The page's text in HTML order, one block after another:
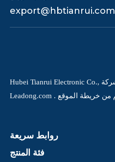
export@hbtianrui.com
حقوق الطبع والنشر © 2024 شركة Hubei Tianrui Electronic Co.,
خريطة الموقع .
Leadong.com
روابط سريعة
فئة المنتج